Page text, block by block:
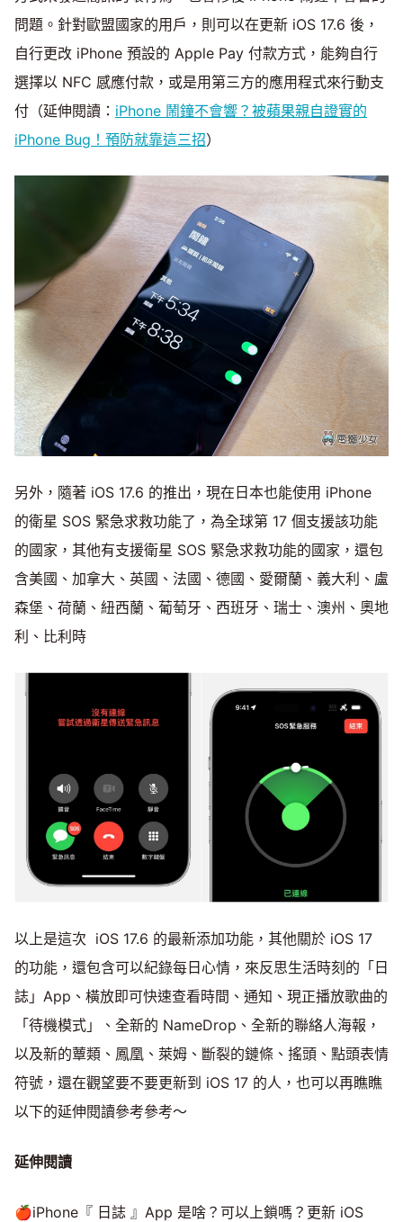
問題。針對歐盟國家的用戶，則可以在更新 iOS 17.6 後，
自行更改 iPhone 預設的 Apple Pay 付款方式，能夠自行
選擇以 NFC 感應付款，或是用第三方的應用程式來行動支
付（延伸閱讀： iPhone 鬧鐘不會響？被蘋果親自證實的
iPhone Bug！預防就靠這三招）
另外，隨著 iOS 17.6 的推出，現在日本也能使用 iPhone
的衛星 SOS 緊急求救功能了，為全球第 17 個支援該功能
的國家，其他有支援衛星 SOS 緊急求救功能的國家，還包
含美國、加拿大、英國、法國、德國、愛爾蘭、義大利、盧
森堡、荷蘭、紐西蘭、葡萄牙、西班牙、瑞士、澳州、奧地
利、比利時
以上是這次 iOS 17.6 的最新添加功能，其他關於 iOS 17
的功能，還包含可以紀錄每日心情，來反思生活時刻的「日
誌」App、橫放即可快速查看時間、通知、現正播放歌曲的
「待機模式」、全新的 NameDrop、全新的聯絡人海報，
以及新的蕈類、鳳凰、萊姆、斷裂的鏈條、搖頭、點頭表情
符號，還在觀望要不要更新到 iOS 17 的人，也可以再瞧瞧
以下的延伸閱讀參考參考～
延伸閱讀
🍎iPhone『 日誌 』App 是啥？可以上鎖嗎？更新 iOS